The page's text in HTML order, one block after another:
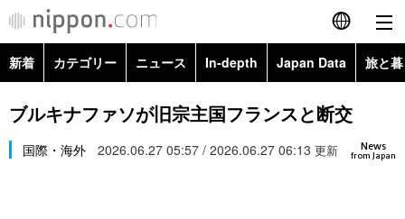
English
简体字
繁體字
新着 カテゴリー ニュース In-depth Japan Data 旅と
政治・外交
経済・ビジネス
Topics
Images
ブルキナファソが旧宗主国フランスと断交
News
from Japan
国際・海外 2026.06.27 05:57 / 2026.06.27 06:13 更新